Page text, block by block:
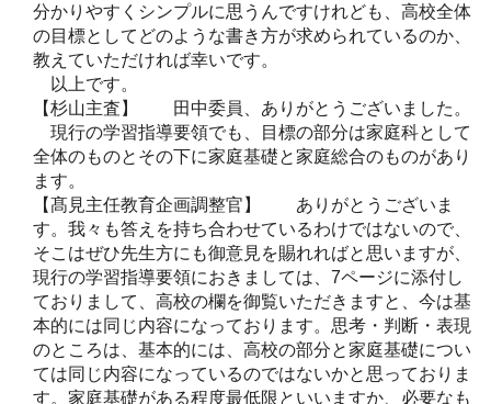
分かりやすくシンプルに思うんですけれども、高校全体
の目標としてどのような書き方が求められているのか、
教えていただければ幸いです。
以上です。
【杉山主査】 田中委員、ありがとうございました。
現行の学習指導要領でも、目標の部分は家庭科として
全体のものとその下に家庭基礎と家庭総合のものがあり
ます。
【髙見主任教育企画調整官】 ありがとうございま
す。我々も答えを持ち合わせているわけではないので、
そこはぜひ先生方にも御意見を賜れればと思いますが、
現行の学習指導要領におきましては、7ページに添付し
ておりまして、高校の欄を御覧いただきますと、今は基
本的には同じ内容になっております。思考・判断・表現
のところは、基本的には、高校の部分と家庭基礎につい
ては同じ内容になっているのではないかと思っておりま
す。家庭基礎がある程度最低限といいますか、必要なも